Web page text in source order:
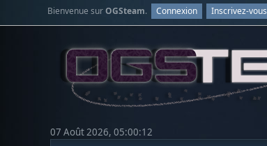
Bienvenue surOGSteam. Connexion Inscrivez-vous
07 Août 2026, 05:00:12